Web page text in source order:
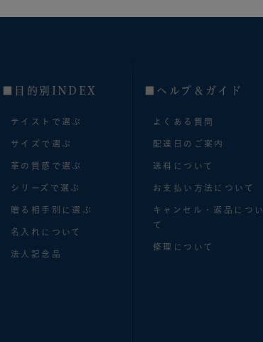
■目的別INDEX
テイストで選ぶ
サイズで選ぶ
革の質感で選ぶ
シリーズで選ぶ
贈る相手別に選ぶ
名入れについて
法人記念品
■へルプ＆ガイド
よくある質問
配達日のご案内
送料について
お支払い方法について
キャンセル・返品につい
て
修理について